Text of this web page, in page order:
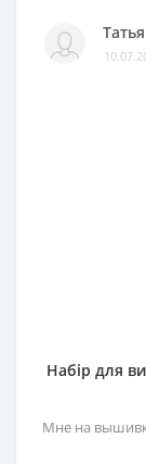
Набір для
Мне на